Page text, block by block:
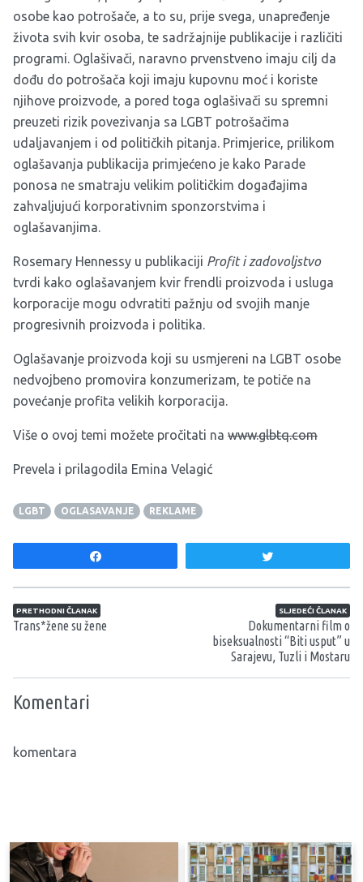
osobe kao potrošače, a to su, prije svega, unapređenje
života svih kvir osoba, te sadržajnije publikacije i različiti
programi. Oglašivači, naravno prvenstveno imaju cilj da
dođu do potrošača koji imaju kupovnu moć i koriste
njihove proizvode, a pored toga oglašivači su spremni
preuzeti rizik povezivanja sa LGBT potrošačima
udaljavanjem i od političkih pitanja. Primjerice, prilikom
oglašavanja publikacija primjećeno je kako Parade
ponosa ne smatraju velikim političkim događajima
zahvaljujući korporativnim sponzorstvima i
oglašavanjima.
Rosemary Hennessy u publikaciji Profit i zadovoljstvo
tvrdi kako oglašavanjem kvir frendli proizvoda i usluga
korporacije mogu odvratiti pažnju od svojih manje
progresivnih proizvoda i politika.
Oglašavanje proizvoda koji su usmjereni na LGBT osobe
nedvojbeno promovira konzumerizam, te potiče na
povećanje profita velikih korporacija.
Više o ovoj temi možete pročitati na www.glbtq.com
Prevela i prilagodila Emina Velagić
LGBT OGLASAVANJE REKLAME
Navigacija članaka
PRETHODNI ČLANAK
Trans*žene su žene
SLJEDEĆI ČLANAK
Dokumentarni film o
biseksualnosti “Biti usput” u
Sarajevu, Tuzli i Mostaru
Komentari
komentara